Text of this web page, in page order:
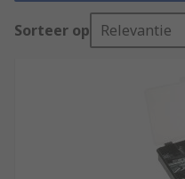
Sorteer op Relevantie